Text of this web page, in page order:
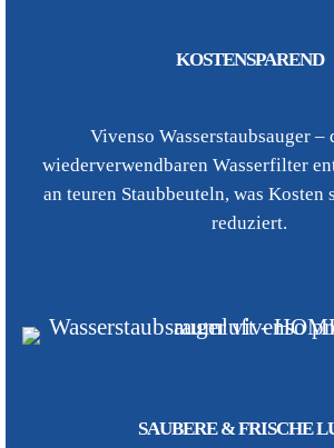
KOSTENSPAREND
Vivenso Wasserstaubsauger –
wiederverwendbaren Wasserfilter
an teuren Staubbeuteln, was
reduziert.
SAUBERE & FRISCHE